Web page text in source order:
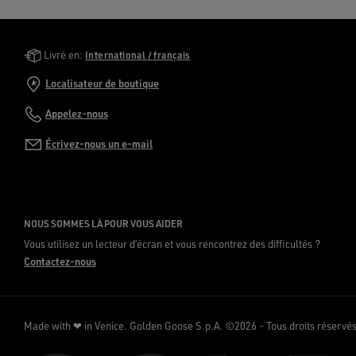
Golden Goose Services
Livré en: International / français
Localisateur de boutique
Appelez-nous
Écrivez-nous un e-mail
NOUS SOMMES LÀ POUR VOUS AIDER
Vous utilisez un lecteur d’écran et vous rencontrez des difficultés ?
Contactez-nous
Made with ❤ in Venice. Golden Goose S.p.A. ©2026 - Tous droits